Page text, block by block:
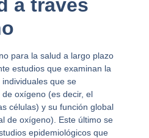
a través
para la salud a largo plazo
estudios que examinan la
que se
oxígeno (es decir, el
células) y su función global
de oxígeno). Este último se
epidemiológicos que